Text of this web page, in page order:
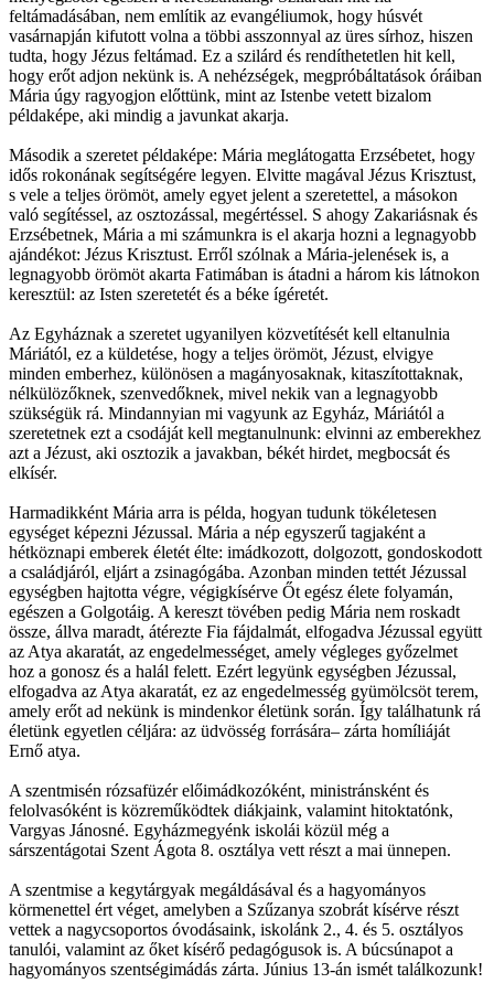
feltámadásában, nem említik az evangéliumok, hogy húsvét
vasárnapján kifutott volna a többi asszonnyal az üres sírhoz, hiszen
tudta, hogy Jézus feltámad. Ez a szilárd és rendíthetetlen hit kell,
hogy erőt adjon nekünk is. A nehézségek, megpróbáltatások óráiban
Mária úgy ragyogjon előttünk, mint az Istenbe vetett bizalom
példaképe, aki mindig a javunkat akarja.
Második a szeretet példaképe: Mária meglátogatta Erzsébetet, hogy
idős rokonának segítségére legyen. Elvitte magával Jézus Krisztust,
s vele a teljes örömöt, amely egyet jelent a szeretettel, a másokon
való segítéssel, az osztozással, megértéssel. S ahogy Zakariásnak és
Erzsébetnek, Mária a mi számunkra is el akarja hozni a legnagyobb
ajándékot: Jézus Krisztust. Erről szólnak a Mária-jelenések is, a
legnagyobb örömöt akarta Fatimában is átadni a három kis látnokon
keresztül: az Isten szeretetét és a béke ígéretét.
Az Egyháznak a szeretet ugyanilyen közvetítését kell eltanulnia
Máriától, ez a küldetése, hogy a teljes örömöt, Jézust, elvigye
minden emberhez, különösen a magányosaknak, kitaszítottaknak,
nélkülözőknek, szenvedőknek, mivel nekik van a legnagyobb
szükségük rá. Mindannyian mi vagyunk az Egyház, Máriától a
szeretetnek ezt a csodáját kell megtanulnunk: elvinni az emberekhez
azt a Jézust, aki osztozik a javakban, békét hirdet, megbocsát és
elkísér.
Harmadikként Mária arra is példa, hogyan tudunk tökéletesen
egységet képezni Jézussal. Mária a nép egyszerű tagjaként a
hétköznapi emberek életét élte: imádkozott, dolgozott, gondoskodott
a családjáról, eljárt a zsinagógába. Azonban minden tettét Jézussal
egységben hajtotta végre, végigkísérve Őt egész élete folyamán,
egészen a Golgotáig. A kereszt tövében pedig Mária nem roskadt
össze, állva maradt, átérezte Fia fájdalmát, elfogadva Jézussal együtt
az Atya akaratát, az engedelmességet, amely végleges győzelmet
hoz a gonosz és a halál felett. Ezért legyünk egységben Jézussal,
elfogadva az Atya akaratát, ez az engedelmesség gyümölcsöt terem,
amely erőt ad nekünk is mindenkor életünk során. Így találhatunk rá
életünk egyetlen céljára: az üdvösség forrására– zárta homíliáját
Ernő atya.
A szentmisén rózsafüzér előimádkozóként, ministránsként és
felolvasóként is közreműködtek diákjaink, valamint hitoktatónk,
Vargyas Jánosné. Egyházmegyénk iskolái közül még a
sárszentágotai Szent Ágota 8. osztálya vett részt a mai ünnepen.
A szentmise a kegytárgyak megáldásával és a hagyományos
körmenettel ért véget, amelyben a Szűzanya szobrát kísérve részt
vettek a nagycsoportos óvodásaink, iskolánk 2., 4. és 5. osztályos
tanulói, valamint az őket kísérő pedagógusok is. A búcsúnapot a
hagyományos szentségimádás zárta. Június 13-án ismét találkozunk!